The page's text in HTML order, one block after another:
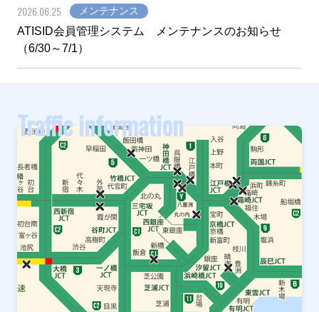
2026.06.25 メンテナンス
ATISID会員管理システム メンテナンスのお知らせ
（6/30～7/1）
Traffic information